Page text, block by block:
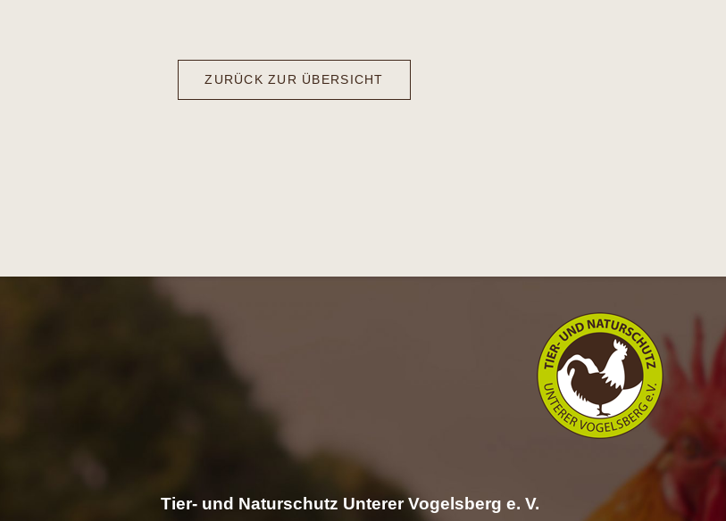
ZURÜCK ZUR ÜBERSICHT
Tier- und Naturschutz Unterer Vogelsberg e. V.